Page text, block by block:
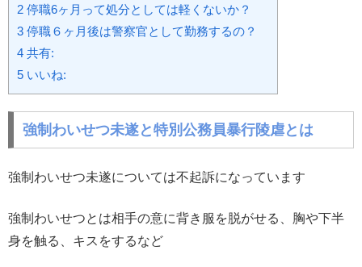
2 停職6ヶ月って処分としては軽くないか？
3 停職６ヶ月後は警察官として勤務するの？
4 共有:
5 いいね:
強制わいせつ未遂と特別公務員暴行陵虐とは
強制わいせつ未遂については不起訴になっています
強制わいせつとは相手の意に背き服を脱がせる、胸や下半
身を触る、キスをするなど